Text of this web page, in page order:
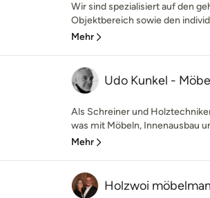
Wir sind spezialisiert auf den
Objektbereich sowie den
Mehr
Udo Kunkel -
Als Schreiner und
was mit Möbeln, Innenausbau
Mehr
Holzwoi